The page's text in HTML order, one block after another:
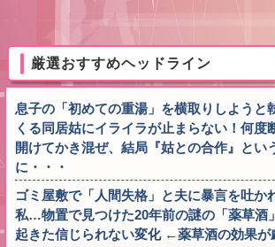
厳選おすすめヘッドライン
息子の「初めての重湯」を横取りしようと
くる同居姑にイライラが止まらない！何度
開けてかき混ぜ、結局『姑との合作』とい
に・・・
ゴミ屋敷で「人間失格」と夫に暴言を吐か
私…物置で見つけた20年前の謎の「薬草酒
起きた信じられない変化 ←薬草酒の効果が